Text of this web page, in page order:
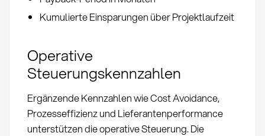
Kumulierte Einsparungen über Projektlaufzeit
Operative
Steuerungskennzahlen
Ergänzende Kennzahlen wie Cost Avoidance,
Prozesseffizienz und Lieferantenperformance
unterstützen die operative Steuerung. Die